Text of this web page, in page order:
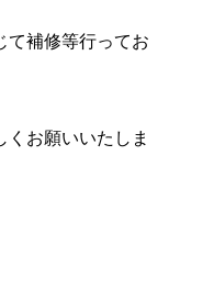
て補修等行ってお
お願いいたしま